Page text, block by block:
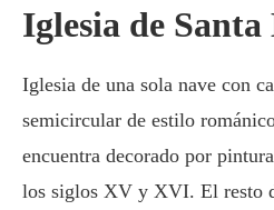
Iglesia de
Iglesia de una sola nave con
semicircular de estilo
encuentra decorado por
los siglos XV y XVI. El resto